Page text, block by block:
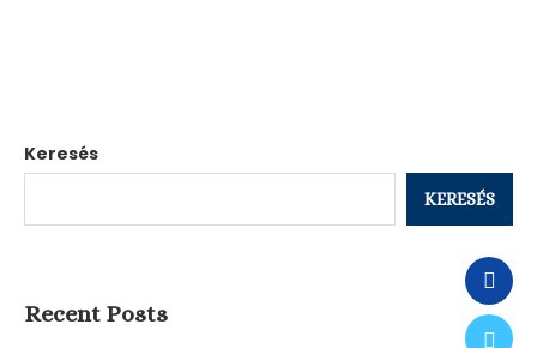
Keresés
KERESÉS
Recent Posts